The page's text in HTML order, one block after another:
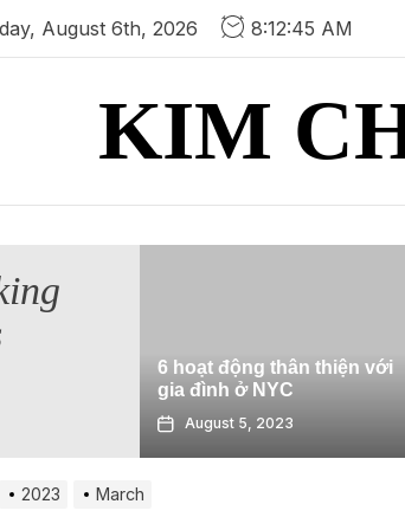
August 6th, 2026 8:12:45 AM
KIM
thân thiện với
NYC
Sử dụng Pokémon
địa chất địa chất
July 29, 2023
2023 March